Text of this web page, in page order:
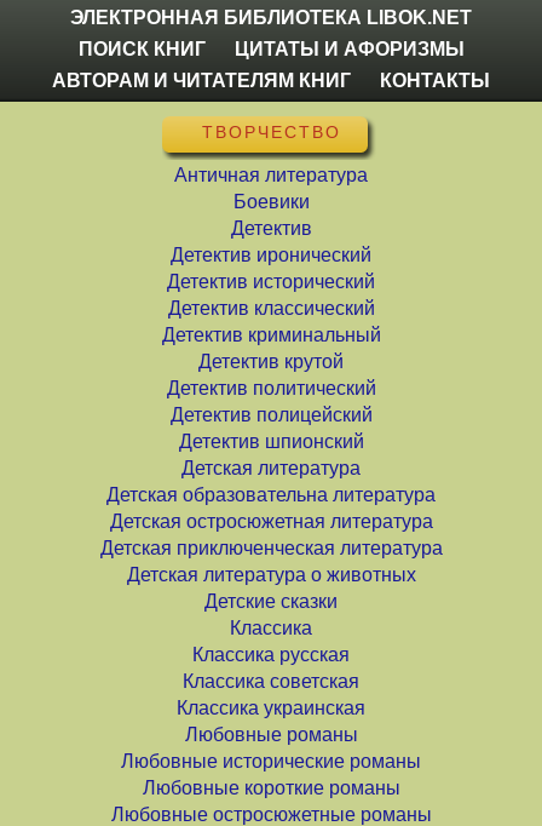
ЭЛЕКТРОННАЯ БИБЛИОТЕКА LIBOK.NET
ПОИСК КНИГ
ЦИТАТЫ И АФОРИЗМЫ
АВТОРАМ И ЧИТАТЕЛЯМ КНИГ
КОНТАКТЫ
ТВОРЧЕСТВО
Античная литература
Боевики
Детектив
Детектив иронический
Детектив исторический
Детектив классический
Детектив криминальный
Детектив крутой
Детектив политический
Детектив полицейский
Детектив шпионский
Детская литература
Детская образовательна литература
Детская остросюжетная литература
Детская приключенческая литература
Детская литература о животных
Детские сказки
Классика
Классика русская
Классика советская
Классика украинская
Любовные романы
Любовные исторические романы
Любовные короткие романы
Любовные остросюжетные романы